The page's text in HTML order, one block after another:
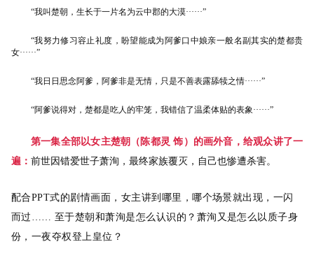
“我叫楚朝，生长于一片名为云中郡的大漠······”
“我努力修习容止礼度，盼望能成为阿爹口中娘亲一般名副其实的楚都贵
女······”
“我日日思念阿爹，阿爹非是无情，只是不善表露舔犊之情······”
“阿爹说得对，楚都是吃人的牢笼，我错信了温柔体贴的表象······”
第一集全部以女主楚朝（陈都灵 饰）的画外音，给观众讲了一
遍： 前世因错爱世子萧洵，最终家族覆灭，自己也惨遭杀害。
配合PPT式的剧情画面，女主讲到哪里，哪个场景就出现，一闪
而过……
至于楚朝和萧洵是怎么认识的？萧洵又是怎么以质子身
份，一夜夺权登上皇位？